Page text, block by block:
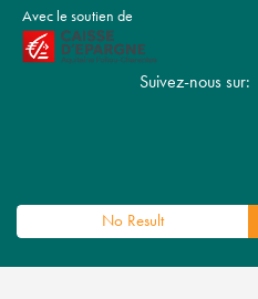
Avec le soutien de
Suivez-nous sur:
No Result